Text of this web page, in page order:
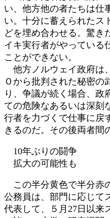
い、他方他の者たちは仕
い。十分に蓄えられたス
どを埋め合わせる。驚き
イキ実行者がやっている
ことができない。
他方ノルウェイ政府は
Ｏから批判された秘密の
り、争議が続く場合、政
ての危険なあるいは深刻
行者を力づくで仕事に戻
きるのだ。その後両者間
10年ぶりの闘争
拡大の可能性も
この半分黄色で半分赤
公務員は、部門に応じて
代表して、５月27日以来